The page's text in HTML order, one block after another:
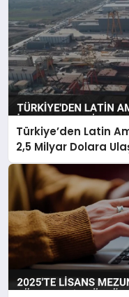
Türkiye’den Latin
2,5 Milyar Dolara